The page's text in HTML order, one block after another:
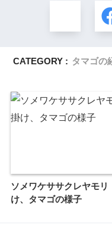
CATEGORY : タマゴの
ソメワケササクレヤモ
け、タマゴの様子